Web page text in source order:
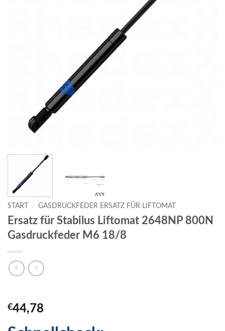
START / GASDRUCKFEDER ERSATZ FÜR LIFTOMAT
Ersatz für Stabilus Liftomat 2648NP 800N
Gasdruckfeder M6 18/8
€44,78